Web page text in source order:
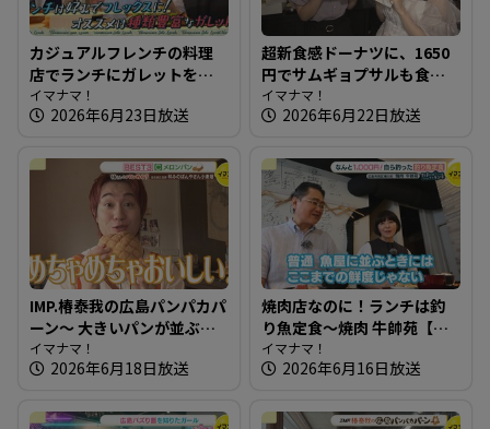
カジュアルフレンチの料理
店でランチにガレットを！
～ブラッスリーワカノ【た
まにはそとランチ】
イマナマ！
2026年6月23日放送
超新食感ドーナツに、1650
円でサムギョプサルも食べ
放題ランチ 広島で行列が
できる店を知りたガール
イマナマ！
2026年6月22日放送
IMP.椿泰我の広島パンパカパ
ーン～ 大きいパンが並ぶ！
子どもに大人気の愛され店
イマナマ！
2026年6月18日放送
焼肉店なのに！ランチは釣
り魚定食～焼肉 牛帥苑【た
まにはそとランチ】
イマナマ！
2026年6月16日放送